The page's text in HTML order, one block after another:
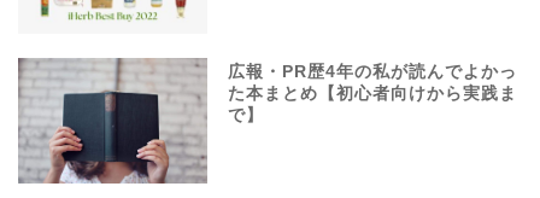
広報・PR歴4年の私が読んでよかっ
た本まとめ【初心者向けから実践ま
で】